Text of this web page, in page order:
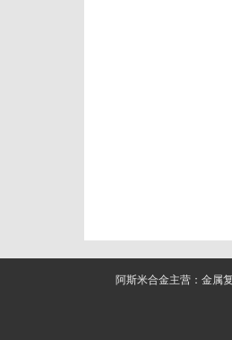
阿斯米合金主营：金属